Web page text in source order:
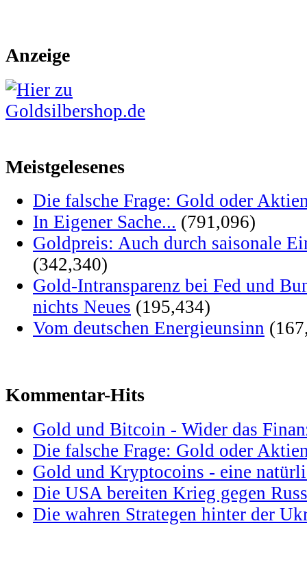
Anzeige
Meistgelesenes
Die falsche Frage: Gold oder
In Eigener Sache... (791,096)
Goldpreis: Auch durch saisonale
(342,340)
Gold-Intransparenz bei Fed und
nichts Neues (195,434)
Vom deutschen Energieunsinn
Kommentar-Hits
Gold und Bitcoin - Wider das
Die falsche Frage: Gold oder
Gold und Kryptocoins - eine
Die USA bereiten Krieg gegen
Die wahren Strategen hinter der